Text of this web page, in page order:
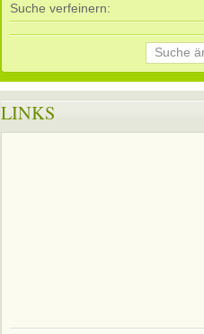
Suche verfeinern:
Suche
LINKS